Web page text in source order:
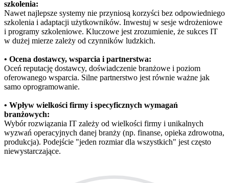
szkolenia:
Nawet najlepsze systemy nie przyniosą korzyści bez odpowiedniego
szkolenia i adaptacji użytkowników. Inwestuj w sesje wdrożeniowe
i programy szkoleniowe. Kluczowe jest zrozumienie, że sukces IT
w dużej mierze zależy od czynników ludzkich.
• Ocena dostawcy, wsparcia i partnerstwa:
Oceń reputację dostawcy, doświadczenie branżowe i poziom
oferowanego wsparcia. Silne partnerstwo jest równie ważne jak
samo oprogramowanie.
• Wpływ wielkości firmy i specyficznych wymagań
branżowych:
Wybór rozwiązania IT zależy od wielkości firmy i unikalnych
wyzwań operacyjnych danej branży (np. finanse, opieka zdrowotna,
produkcja). Podejście "jeden rozmiar dla wszystkich" jest często
niewystarczające.